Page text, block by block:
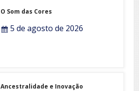
O Som das Cores
5 de agosto de 2026
Ancestralidade e Inovação